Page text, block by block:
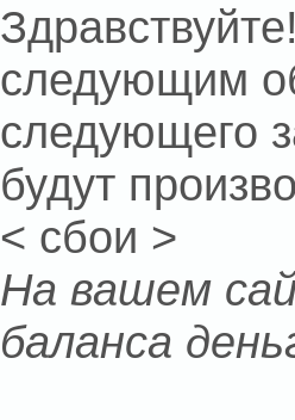
следующим
следующего
будут
< сбои >
На вашем
баланса